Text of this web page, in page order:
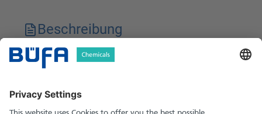
Beschreibung
Technische Merkmale
Sicherheitshinweise